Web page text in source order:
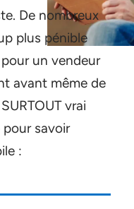
De nombreux
plus pénible
un vendeur
avant même de
vrai
pour savoir
: